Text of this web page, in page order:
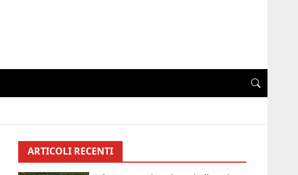
ARTICOLI RECENTI